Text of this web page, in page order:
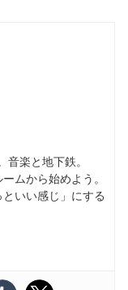
楽と地下鉄。
ムから始めよう。
いい感じ」にする